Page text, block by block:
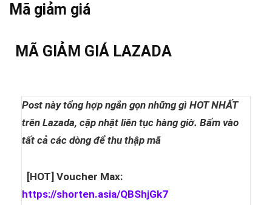
Mã giảm giá
MÃ GIẢM GIÁ LAZADA
Post này tổng hợp ngắn gọn những gì HOT NHẤT
trên Lazada, cập nhật liên tục hàng giờ. Bấm vào
tất cả các dòng để thu thập mã
[HOT] Voucher Max:
https://shorten.asia/QBShjGk7